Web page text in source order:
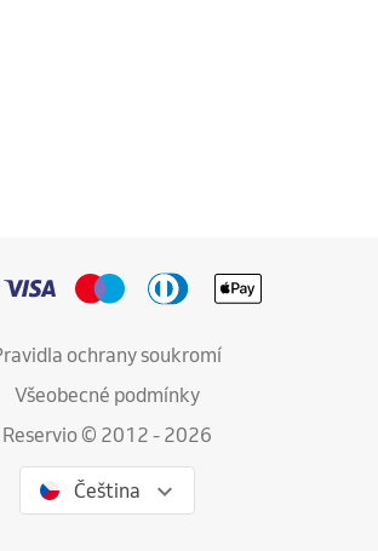
ochrany soukromí
Všeobecné podmínky
Reservio © 2012 - 2026
Čeština